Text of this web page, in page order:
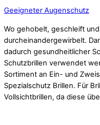
Geeigneter Augenschutz
Wo gehobelt, geschleift
durcheinandergewirbelt.
dadurch gesundheitlicher
Schutzbrillen verwendet
Sortiment an Ein- und
Spezialschutz Brillen. Für
Vollsichtbrillen, da diese